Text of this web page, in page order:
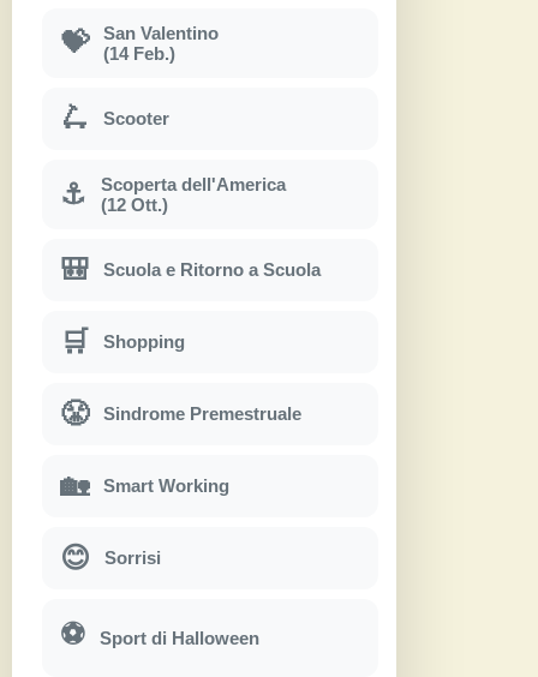
💝
San Valentino
(14 Feb.)
🛴 Scooter
⚓
Scoperta dell'America
(12 Ott.)
🎒 Scuola e Ritorno a Scuola
🛒 Shopping
😤 Sindrome Premestruale
🏡 Smart Working
😊 Sorrisi
⚽ Sport di Halloween